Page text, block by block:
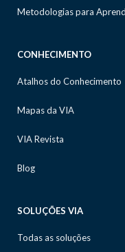
Metodologias para
CONHECIMENTO
Atalhos do Conhecimento
Mapas da VIA
VIA Revista
Blog
SOLUÇÕES VIA
Todas as soluções